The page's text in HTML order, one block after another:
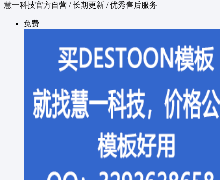
慧一科技官方自营 / 长期更新 / 优秀售后服务
免费